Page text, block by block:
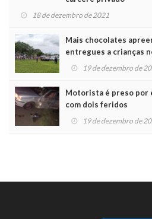
18 de dezembro de 2021
Mais chocolates
entregues a crianças
19 de dezembro de
Motorista é preso por
com dois feridos
19 de dezembro de